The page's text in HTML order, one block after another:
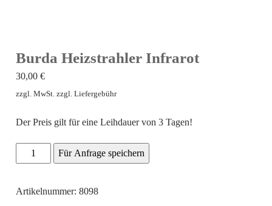
Burda Heizstrahler Infrarot
30,00€
zzgl. MwSt. zzgl. Liefergebühr
Der Preis gilt für eine Leihdauer von 3 Tagen!
Burda
Für Anfrage speichern
Artikelnummer: 8098